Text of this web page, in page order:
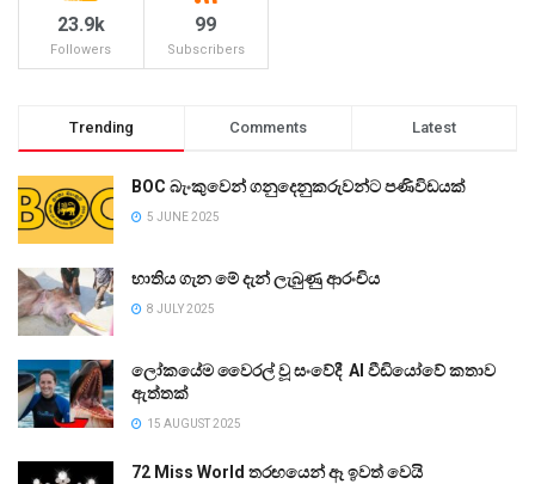
23.9k
Followers
99
Subscribers
Trending Comments Latest
BOC බැංකුවෙන් ගනුදෙනුකරුවන්ට පණිවිඩයක්
5 JUNE 2025
භාතිය ගැන මේ දැන් ලැබුණු ආරංචිය
8 JULY 2025
ලෝකයේම වෛරල් වූ සංවේදී AI වීඩියෝවේ කතාව
ඇත්තක්
15 AUGUST 2025
72 Miss World තරඟයෙන් ඈ ඉවත් වෙයි